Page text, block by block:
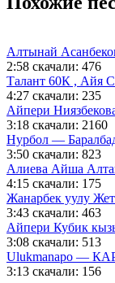
Алтынай
2:58 скачали: 476
Талант 60К , Айя
4:27 скачали: 235
Айпери
3:18 скачали: 2160
Нурбол —
3:50 скачали: 823
Алиева Айша
4:15 скачали: 175
Жанарбек уулу
3:43 скачали: 463
Айпери Кубик
3:08 скачали: 513
Ulukmanapo —
3:13 скачали: 156